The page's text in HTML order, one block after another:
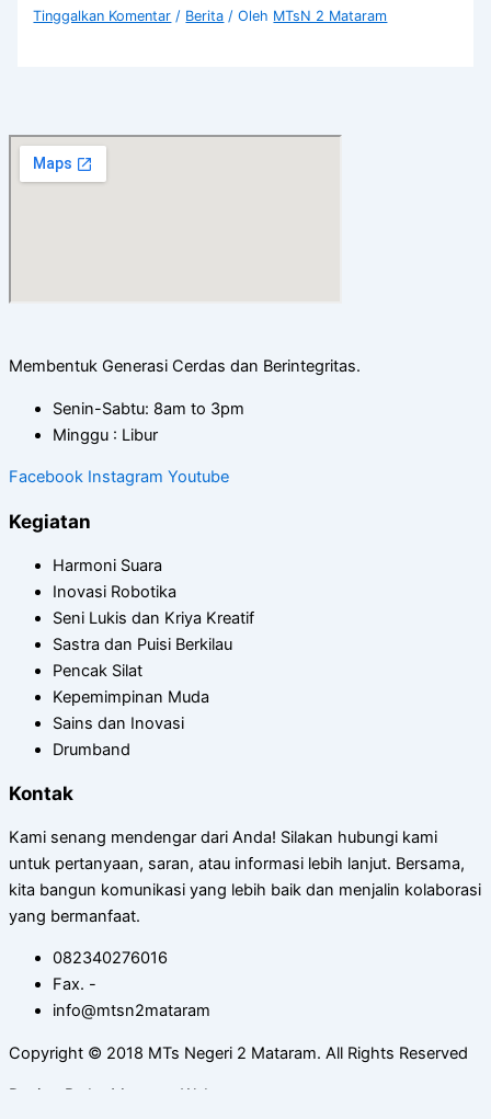
Tinggalkan Komentar / Berita / Oleh MTsN 2 Mataram
Membentuk Generasi Cerdas dan Berintegritas.
Senin-Sabtu: 8am to 3pm
Minggu : Libur
Facebook Instagram Youtube
Kegiatan
Harmoni Suara
Inovasi Robotika
Seni Lukis dan Kriya Kreatif
Sastra dan Puisi Berkilau
Pencak Silat
Kepemimpinan Muda
Sains dan Inovasi
Drumband
Kontak
Kami senang mendengar dari Anda! Silakan hubungi kami
untuk pertanyaan, saran, atau informasi lebih lanjut. Bersama,
kita bangun komunikasi yang lebih baik dan menjalin kolaborasi
yang bermanfaat.
082340276016
Fax. -
info@mtsn2mataram
Copyright © 2018 MTs Negeri 2 Mataram. All Rights Reserved
Design By by Mataram Web